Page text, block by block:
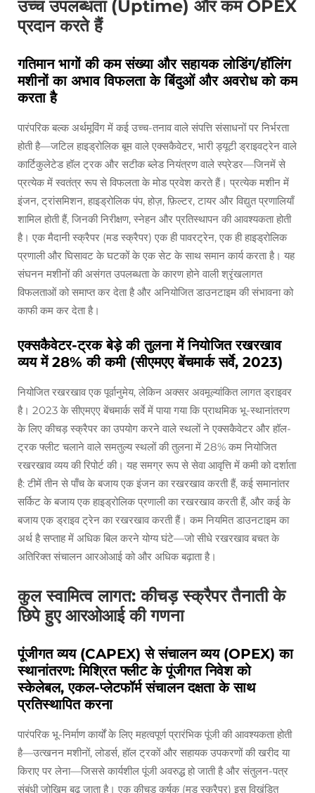
उच्च उपलब्धता (Uptime) और कम OPEX
प्रदान करते हैं
गतिमान भागों की कम संख्या और सहायक लोडिंग/हॉलिंग
मशीनों का अभाव विफलता के बिंदुओं और अवरोध को कम
करता है
पारंपरिक बल्क अर्थमूविंग में कई उच्च-तनाव वाले संपत्ति संसाधनों पर निर्भरता
होती है—जटिल हाइड्रोलिक बूम वाले एक्सकैवेटर, भारी ड्यूटी ड्राइवट्रेन वाले
कार्टिकुलेटेड हॉल ट्रक और सटीक ब्लेड नियंत्रण वाले स्प्रेडर—जिनमें से
प्रत्येक में स्वतंत्र रूप से विफलता के मोड प्रवेश करते हैं। प्रत्येक मशीन में
इंजन, ट्रांसमिशन, हाइड्रोलिक पंप, होज़, फ़िल्टर, टायर और विद्युत प्रणालियाँ
शामिल होती हैं, जिनकी निरीक्षण, स्नेहन और प्रतिस्थापन की आवश्यकता होती
है। एक मैदानी स्क्रैपर (मड स्क्रैपर) एक ही पावरट्रेन, एक ही हाइड्रोलिक
प्रणाली और घिसावट के घटकों के एक सेट के साथ समान कार्य करता है। यह
संघनन मशीनों की असंगत उपलब्धता के कारण होने वाली श्रृंखलागत
विफलताओं को समाप्त कर देता है और अनियोजित डाउनटाइम की संभावना को
काफी कम कर देता है।
एक्सकैवेटर-ट्रक बेड़े की तुलना में नियोजित रखरखाव
व्यय में 28% की कमी (सीएमएए बेंचमार्क सर्वे, 2023)
नियोजित रखरखाव एक पूर्वानुमेय, लेकिन अक्सर अवमूल्यांकित लागत ड्राइवर
है। 2023 के सीएमएए बेंचमार्क सर्वे में पाया गया कि प्राथमिक भू-स्थानांतरण
के लिए कीचड़ स्क्रैपर का उपयोग करने वाले स्थलों ने एक्सकैवेटर और हॉल-
ट्रक फ्लीट चलाने वाले समतुल्य स्थलों की तुलना में 28% कम नियोजित
रखरखाव व्यय की रिपोर्ट की। यह समग्र रूप से सेवा आवृत्ति में कमी को दर्शाता
है: टीमें तीन से पाँच के बजाय एक इंजन का रखरखाव करती हैं, कई समानांतर
सर्किट के बजाय एक हाइड्रोलिक प्रणाली का रखरखाव करती हैं, और कई के
बजाय एक ड्राइव ट्रेन का रखरखाव करती हैं। कम नियमित डाउनटाइम का
अर्थ है सप्ताह में अधिक बिल करने योग्य घंटे—जो सीधे रखरखाव बचत के
अतिरिक्त संचालन आरओआई को और अधिक बढ़ाता है।
कुल स्वामित्व लागत: कीचड़ स्क्रैपर तैनाती के
छिपे हुए आरओआई की गणना
पूंजीगत व्यय (CAPEX) से संचालन व्यय (OPEX) का
स्थानांतरण: मिश्रित फ्लीट के पूंजीगत निवेश को
स्केलेबल, एकल-प्लेटफॉर्म संचालन दक्षता के साथ
प्रतिस्थापित करना
पारंपरिक भू-निर्माण कार्यों के लिए महत्वपूर्ण प्रारंभिक पूंजी की आवश्यकता होती
है—उत्खनन मशीनों, लोडर्स, हॉल ट्रकों और सहायक उपकरणों की खरीद या
किराए पर लेना—जिससे कार्यशील पूंजी अवरुद्ध हो जाती है और संतुलन-पत्र
संबंधी जोखिम बढ़ जाता है। एक कीचड़ कर्षक (मड स्क्रैपर) इस विखंडित